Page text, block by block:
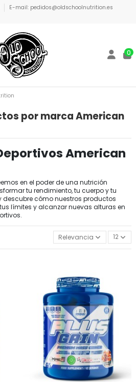
E-mail: pedidos@oldschoolnutrition.es
0
por marca American
American
en el poder de una nutrición
tu rendimiento, tu cuerpo y tu
descubre cómo nuestros productos
límites y alcanzar nuevas alturas en
Relevancia 12